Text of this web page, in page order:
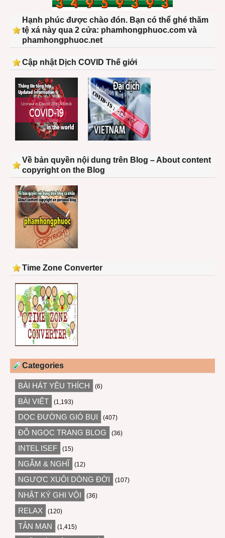
Hạnh phúc được chào đón. Bạn có thể ghé thăm
tệ xá này qua 2 cửa: phamhongphuoc.com và
phamhongphuoc.net
Cập nhật Dịch COVID Thế giới
Về bản quyền nội dung trên Blog – About content
copyright on the Blog
Time Zone Converter
Categories
BÀI HÁT YÊU THÍCH (6)
BÀI VIẾT (1,193)
DỌC ĐƯỜNG GIÓ BỤI (407)
ĐỖ NGỌC TRANG BLOG (36)
INTEL ISEF (15)
NGẪM & NGHĨ (12)
NGƯỢC XUÔI DÒNG ĐỜI (107)
NHẬT KÝ GHI VỘI (36)
RELAX (120)
TẢN MẠN (1,415)